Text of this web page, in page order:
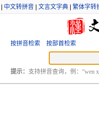
中文转拼音 文言文字典 繁体字转
按拼音检索 按部首检索
提示： 支持拼音查询，例：“wen